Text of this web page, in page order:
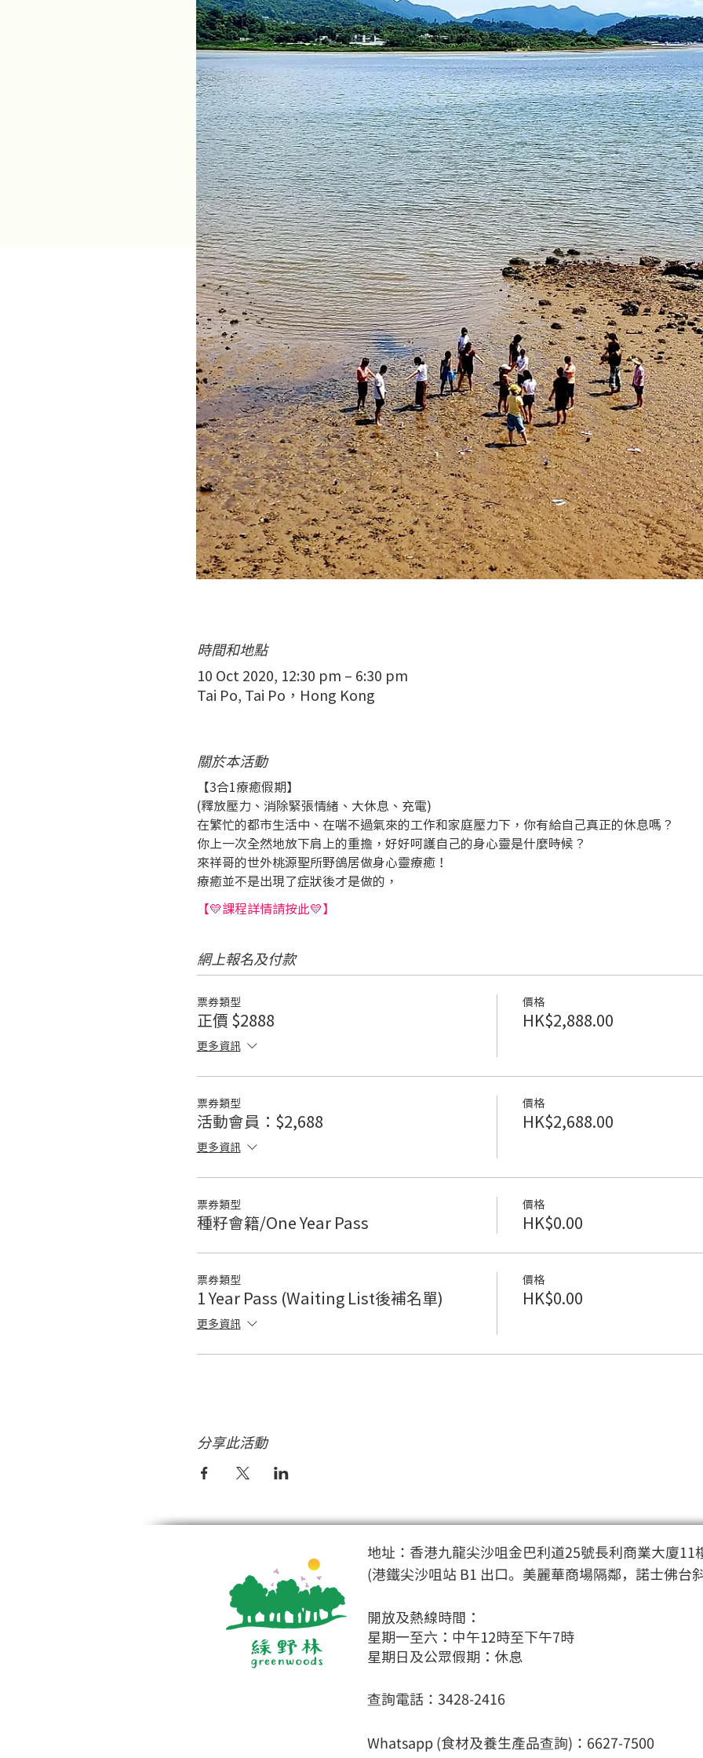
時間和地點
10 Oct 2020, 12:30 pm – 6:30 pm
Tai Po, Tai Po，Hong Kong
關於本活動
【3合1療癒假期】
(釋放壓力、消除緊張情緒、大休息、充電)
在繁忙的都市生活中、在喘不過氣來的工作和家庭壓力下，你有給自己真正的休息嗎？
你上一次全然地放下肩上的重擔，好好呵護自己的身心靈是什麼時候？
來祥哥的世外桃源聖所野鴿居做身心靈療癒！
療癒並不是出現了症狀後才是做的，
【💛課程詳情請按此💛】
網上報名及付款
票券類型
正價 $2888
更多資訊
價格
HK$2,888.00
票券類型
活動會員：$2,688
更多資訊
價格
HK$2,688.00
票券類型
種籽會籍/One Year Pass
價格
HK$0.00
票券類型
1 Year Pass (Waiting List後補名單)
更多資訊
價格
HK$0.00
分享此活動
地址：香港九龍尖沙咀金巴利道25號長利商業大廈11
(港鐵尖沙咀站 B1 出口。美麗華商場隔鄰，諾士佛台
開放及熱線時間：
星期一至六：中午12時至下午7時
星期日及公眾假期：休息
查詢電話：3428-2416
Whatsapp (食材及養生產品查詢)：6627-7500